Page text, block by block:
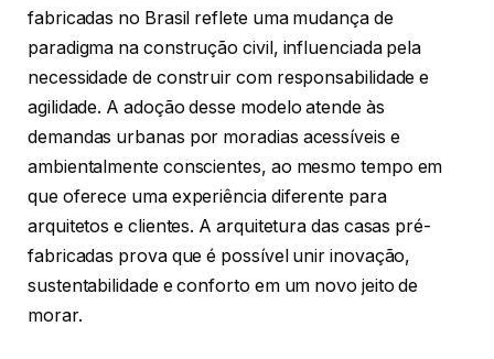
fabricadas no Brasil reflete uma mudança de
paradigma na construção civil, influenciada pela
necessidade de construir com responsabilidade e
agilidade. A adoção desse modelo atende às
demandas urbanas por moradias acessíveis e
ambientalmente conscientes, ao mesmo tempo em
que oferece uma experiência diferente para
arquitetos e clientes. A arquitetura das casas pré-
fabricadas prova que é possível unir inovação,
sustentabilidade e conforto em um novo jeito de
morar.